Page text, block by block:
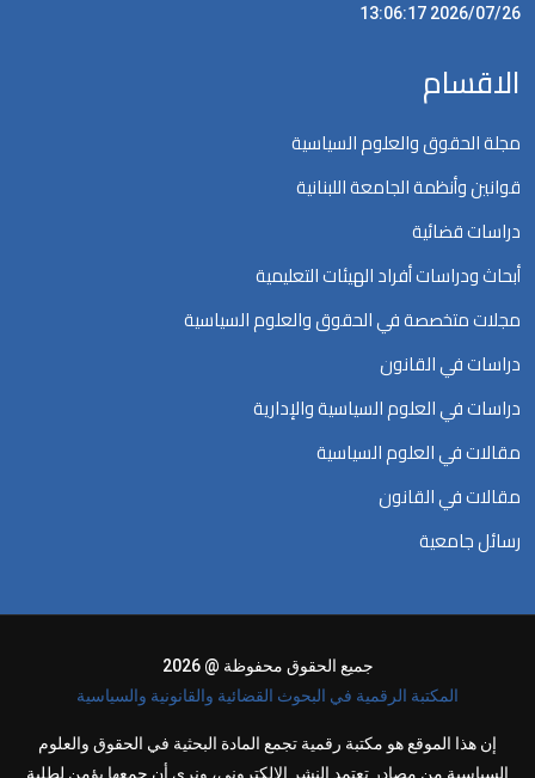
2026/07/26 13:06:17
الاقسام
مجلة الحقوق والعلوم السياسية
قوانين وأنظمة الجامعة اللبنانية
دراسات قضائية
أبحاث ودراسات أفراد الهيئات التعليمية
مجلات متخصصة في الحقوق والعلوم السياسية
دراسات في القانون
دراسات في العلوم السياسية والإدارية
مقالات في العلوم السياسية
مقالات في القانون
رسائل جامعية
جميع الحقوق محفوظة @ 2026
المكتبة الرقمية في البحوث القضائية والقانونية والسياسية
إن هذا الموقع هو مكتبة رقمية تجمع المادة البحثية في الحقوق والعلوم
السياسية من مصادر تعتمد النشر الالكتروني، ونرى أن جمعها يؤمن لطلبة